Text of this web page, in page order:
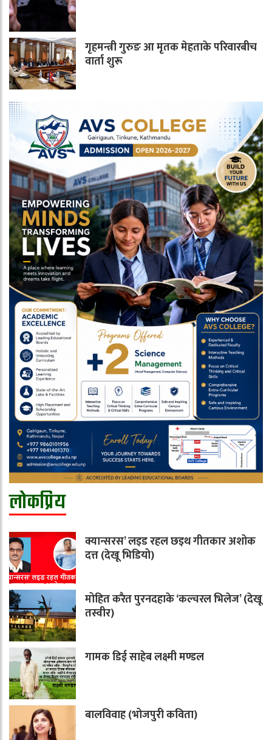
गृहमन्त्री गुरुङ आ मृतक मेहताके परिवारबीच
वार्ता शुरू
लोकप्रिय
क्यान्सरस’ लइड रहल छइथ गीतकार अशोक
दत्त (देखू भिडियो)
मोहित करैत पुरनदहाके ‘कल्चरल भिलेज’ (देखू
तस्वीर)
गामक डिई साहेब लक्ष्मी मण्डल
बालविवाह (भोजपुरी कविता)